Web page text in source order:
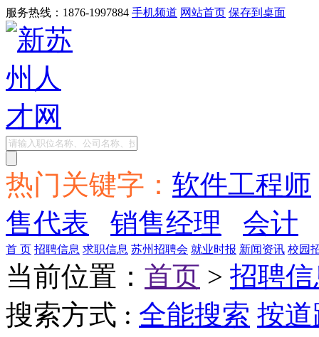
服务热线：1876-1997884 手机频道 网站首页 保存到桌面
热门关键字： 软件工程师
售代表
销售经理 会计
首 页 招聘信息 求职信息 苏州招聘会 就业时报 新闻资讯 校园
当前位置： 首页 > 招聘
搜索方式 : 全能搜索 按